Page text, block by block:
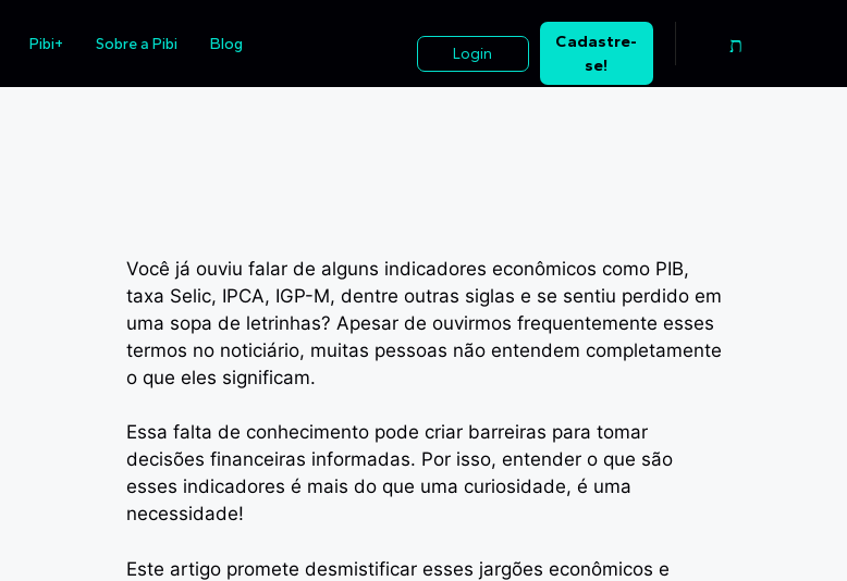
Pibi+ Sobre a Pibi Blog
Login
Cadastre-
se!
Você já ouviu falar de alguns indicadores econômicos como PIB,
taxa Selic, IPCA, IGP-M, dentre outras siglas e se sentiu perdido em
uma sopa de letrinhas? Apesar de ouvirmos frequentemente esses
termos no noticiário, muitas pessoas não entendem completamente
o que eles significam.
Essa falta de conhecimento pode criar barreiras para tomar
decisões financeiras informadas. Por isso, entender o que são
esses indicadores é mais do que uma curiosidade, é uma
necessidade!
Este artigo promete desmistificar esses jargões econômicos e